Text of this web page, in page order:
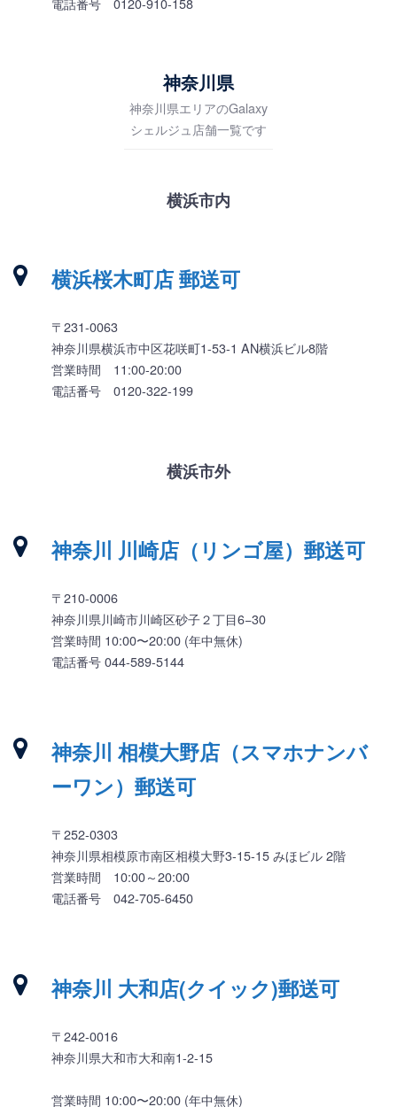
神奈川県
神奈川県エリアのGalaxy
シェルジュ店舗一覧です
横浜市内
横浜桜木町店 郵送可
〒231-0063
神奈川県横浜市中区花咲町1-53-1 AN横浜ビル8階
営業時間 11:00-20:00
電話番号 0120-322-199
横浜市外
神奈川 川崎店（リンゴ屋）郵送可
〒210-0006
神奈川県川崎市川崎区砂子２丁目6−30
営業時間 10:00〜20:00 (年中無休)
電話番号 044-589-5144
神奈川 相模大野店（スマホナンバ
ーワン）郵送可
〒252-0303
神奈川県相模原市南区相模大野3-15-15 みほビル 2階
営業時間 10:00～20:00
電話番号 042-705-6450
神奈川 大和店(クイック)郵送可
〒242-0016
神奈川県大和市大和南1-2-15
営業時間 10:00〜20:00 (年中無休)